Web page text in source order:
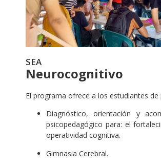
SEA
Neurocognitivo
El programa ofrece a los estudiantes de
Diagnóstico, orientación y
psicopedagógico para: el
operatividad cognitiva.
Gimnasia Cerebral.